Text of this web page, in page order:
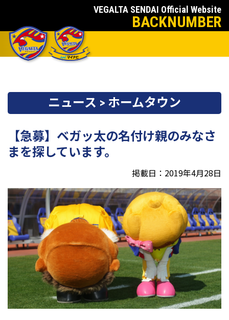
VEGALTA SENDAI Official Website
BACKNUMBER
ニュース > ホームタウン
【急募】ベガッ太の名付け親のみなさ
まを探しています。
掲載日：2019年4月28日